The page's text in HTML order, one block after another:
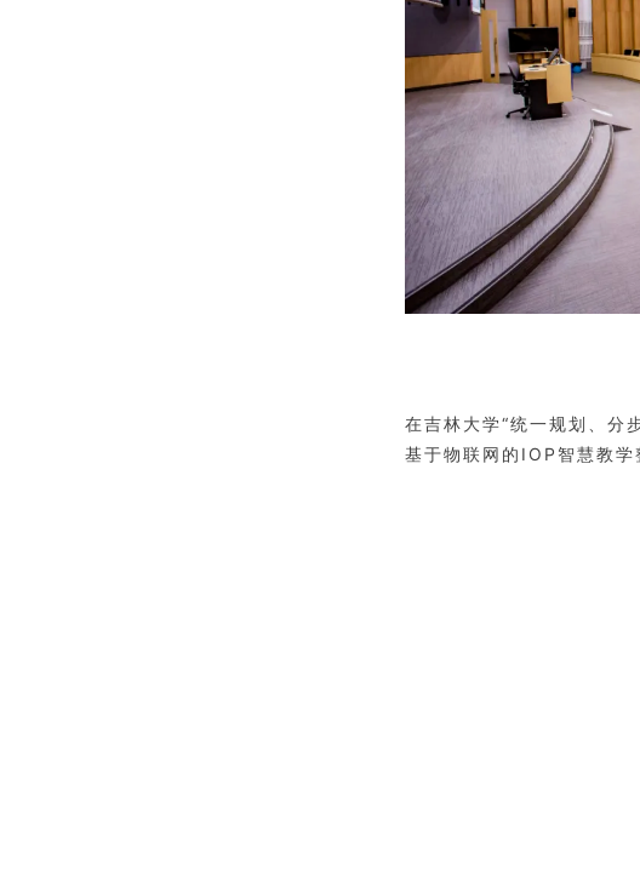
在吉林大学“统一规划、分
基于物联网的IOP智慧教学